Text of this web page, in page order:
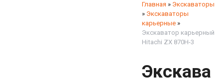
Главная » Экскаваторы
» Экскаваторы
карьерные »
Экскаватор карьерный
Hitachi ZX 870H-3
Экскава